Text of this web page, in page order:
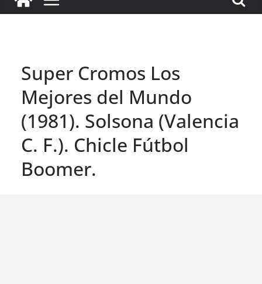
Super Cromos Los
Mejores del Mundo
(1981). Solsona (Valencia
C. F.). Chicle Fútbol
Boomer.